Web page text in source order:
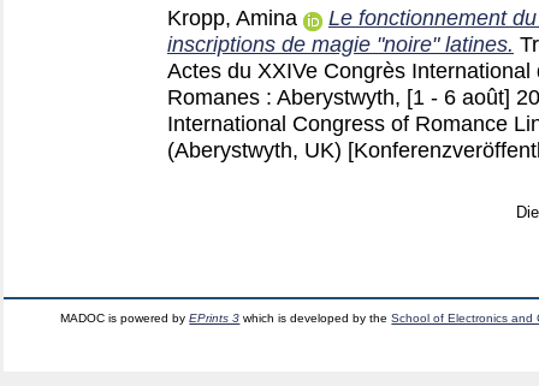
Kropp, Amina
Le fonctionnement
inscriptions de magie "noire" latines.
Actes du XXIVe Congrès
Romanes : Aberystwyth, [1 - 6 août]
International Congress of Romance
(Aberystwyth, UK)
MADOC is powered byEPrints 3 which is developed by theSchool of Electronics and